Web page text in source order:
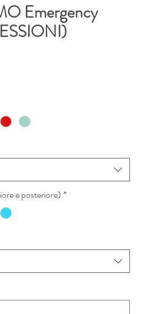
Emergency
e posteriore) *